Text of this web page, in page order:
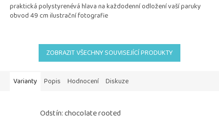
praktická polystyrenévá hlava na každodenní odložení vaší paruky
obvod 49 cm ilustrační fotografie
ZOBRAZIT VŠECHNY SOUVISEJÍCÍ PRODUKTY
Varianty Popis Hodnocení Diskuze
Odstín: chocolate rooted